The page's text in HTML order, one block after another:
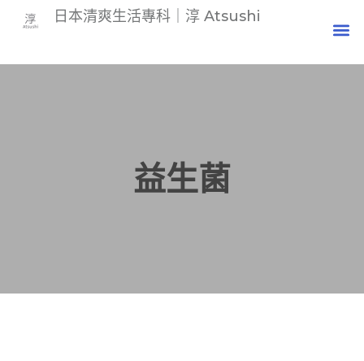
日本清爽生活專科｜淳 Atsushi
益生菌